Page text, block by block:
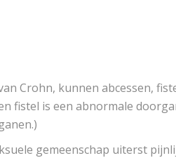
Crohn, kunnen abcessen,
fistel is een abnormale
gemeenschap uiterst